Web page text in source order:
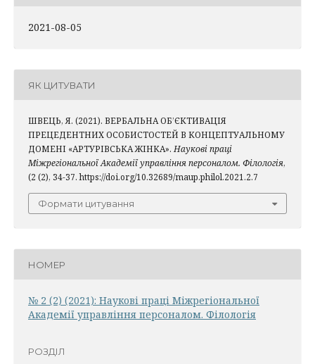
2021-08-05
ЯК ЦИТУВАТИ
ШВЕЦЬ, Я. (2021). ВЕРБАЛЬНА ОБ’ЄКТИВАЦІЯ
ПРЕЦЕДЕНТНИХ ОСОБИСТОСТЕЙ В КОНЦЕПТУАЛЬНОМУ
ДОМЕНІ «АРТУРІВСЬКА ЖІНКА». Наукові праці
Міжрегіональної Академії управління персоналом. Філологія,
(2 (2), 34-37. https://doi.org/10.32689/maup.philol.2021.2.7
Формати цитування
НОМЕР
№ 2 (2) (2021): Наукові праці Міжрегіональної
Академії управління персоналом. Філологія
РОЗДІЛ